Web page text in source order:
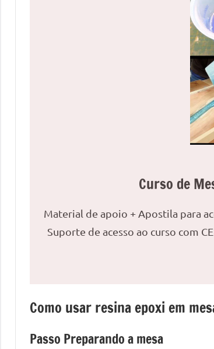
Curso de
Material de apoio + Apostila para
Suporte de acesso ao curso com
Como usar resina epoxi em
Passo Preparando a mesa